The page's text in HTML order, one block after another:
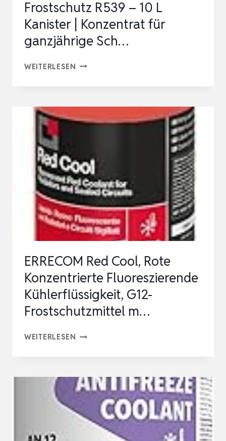
Frostschutz R539 – 10 L
Kanister | Konzentrat für
ganzjährige Sch…
WEITERLESEN FÖRCH
R539
L
KANISTER
|
KONZENTRAT
FÜR
SCH…
ERRECOM Red Cool, Rote
Konzentrierte Fluoreszierende
Kühlerflüssigkeit, G12-
Frostschutzmittel m…
WEITERLESEN ERRECOM
ROTE
KONZENTRIERTE
FLUORESZIERENDE
KÜHLERFLÜSSIGKEIT,